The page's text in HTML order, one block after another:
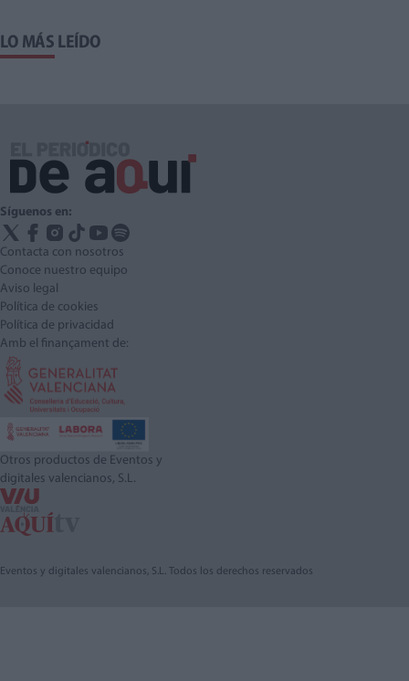
LO MÁS LEÍDO
Síguenos en:
Contacta con nosotros
Conoce nuestro equipo
Aviso legal
Política de cookies
Política de privacidad
Amb el finançament de:
Otros productos de Eventos y
digitales valencianos, S.L.
Eventos y digitales valencianos, S.L. Todos los derechos reservados